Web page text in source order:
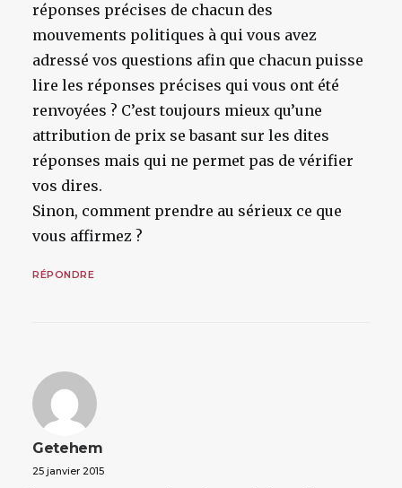
réponses précises de chacun des
mouvements politiques à qui vous avez
adressé vos questions afin que chacun puisse
lire les réponses précises qui vous ont été
renvoyées ? C’est toujours mieux qu’une
attribution de prix se basant sur les dites
réponses mais qui ne permet pas de vérifier
vos dires.
Sinon, comment prendre au sérieux ce que
vous affirmez ?
RÉPONDRE
Getehem
25 janvier 2015